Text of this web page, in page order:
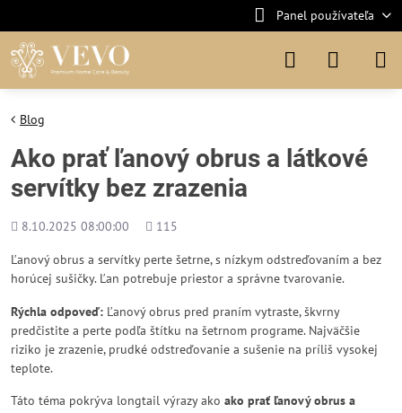
Panel používateľa
Blog
Ako prať ľanový obrus a látkové
servítky bez zrazenia
Pridané
8.10.2025 08:00:00
Počet
115
Ľanový obrus a servítky perte šetrne, s nízkym odstreďovaním a bez
horúcej sušičky. Ľan potrebuje priestor a správne tvarovanie.
Rýchla odpoveď: Ľanový obrus pred praním vytraste, škvrny
predčistite a perte podľa štítku na šetrnom programe. Najväčšie
riziko je zrazenie, prudké odstreďovanie a sušenie na príliš vysokej
teplote.
Táto téma pokrýva longtail výrazy ako ako prať ľanový obrus a